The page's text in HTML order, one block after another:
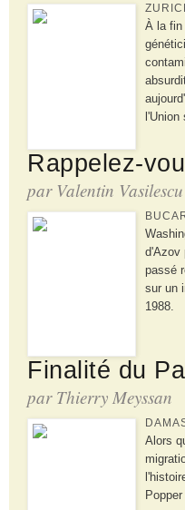
À la fin
Rappelez-
par Valentin Vasilescu
d'Azov
passé
sur un
1988.
Finalité du
par Thierry Meyssan
Alors